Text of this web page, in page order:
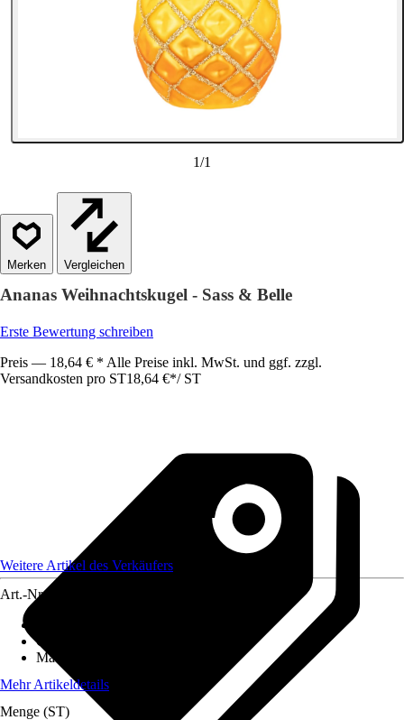
1/1
Vergleichen
Ananas Weihnachtskugel - Sass & Belle
Erste Bewertung schreiben
Preis — 18,64 € * Alle Preise inkl. MwSt. und ggf. zzgl.
Versandkosten pro ST18,64 €*/ ST
Weitere Artikel des Verkäufers
Art.-Nr.
Grundfarbe
Material
Mehr Artikeldetails
Menge (ST)